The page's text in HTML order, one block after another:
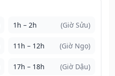
1h – 2h (Giờ Sửu)
11h – 12h (Giờ Ngọ)
17h – 18h (Giờ Dậu)